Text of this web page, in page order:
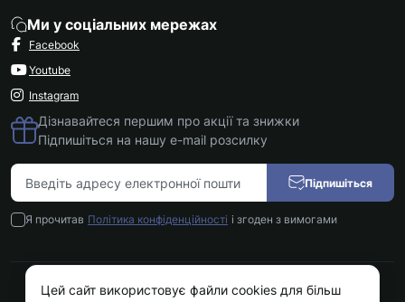
Ми у соціальних мережах
Facebook
Youtube
Instagram
Дізнавайтеся першим про акції та знижки
Підпишіться на нашу e-mail розсилку
Підпишіться
Я прочитав Політика конфіденційності і згоден з вимогами
Kokos.com.ua © 2026
Цей сайт використовує файли cookies для більш